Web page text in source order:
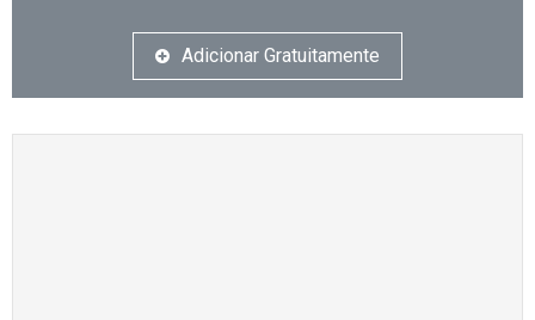
Adicionar Gratuitamente